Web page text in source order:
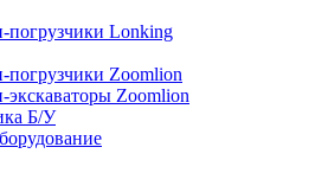
Lonking
Zoomlion
Zoomlion
Б/У